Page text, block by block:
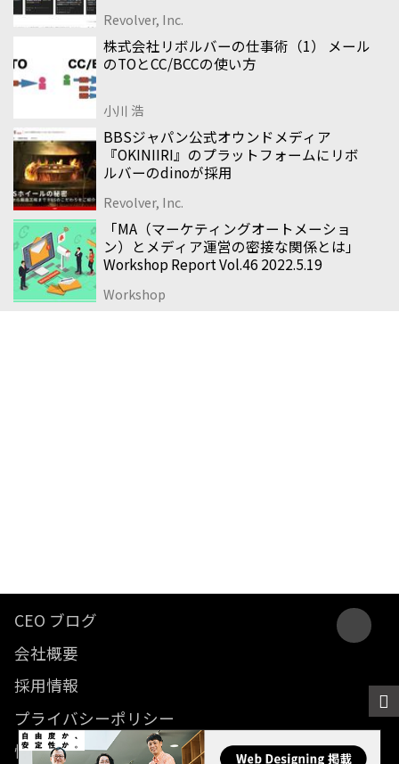
Revolver, Inc.
株式会社リボルバーの仕事術（1） メール
のTOとCC/BCCの使い方
小川 浩
BBSジャパン公式オウンドメディア
『OKINIIRI』のプラットフォームにリボ
ルバーのdinoが採用
Revolver, Inc.
「MA（マーケティングオートメーショ
ン）とメディア運営の密接な関係とは」
Workshop Report Vol.46 2022.5.19
Workshop
CEO ブログ
会社概要
採用情報
プライバシーポリシー
情報セキュリティ方針